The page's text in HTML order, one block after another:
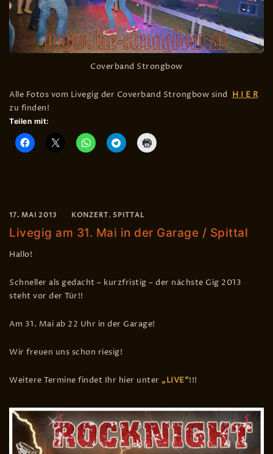
Coverband Strongbow
Alle Fotos vom Livegig der Coverband Strongbow sind H I E R
zu finden!
Teilen mit:
17. MAI 2013 KONZERT, SPITTAL
Livegig am 31. Mai in der Garage / Spittal
Hallo!
Schneller als gedacht – kurzfristig – der nächste Gig 2013
steht vor der Tür!!
Am 31. Mai ab 22 Uhr in der Garage!
Wir freuen uns schon riesig!
Weitere Termine findet Ihr hier unter „LIVE“!!!